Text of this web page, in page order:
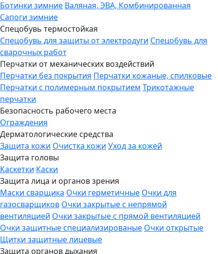
Ботинки зимние Валяная, ЭВА, Комбинированная
Сапоги зимние
Спецобувь термостойкая
Спецобувь для защиты от электродуги Спецобувь для
сварочных работ
Перчатки от механических воздействий
Перчатки без покрытия Перчатки кожаные, спилковые
Перчатки с полимерным покрытием Трикотажные
перчатки
Безопасность рабочего места
Ограждения
Дерматологические средства
Защита кожи Очистка кожи Уход за кожей
Защита головы
Каскетки Каски
Защита лица и органов зрения
Маски сварщика Очки герметичные Очки для
газосварщиков Очки закрытые с непрямой
вентиляцией Очки закрытые с прямой вентиляцией
Очки защитные специализированые Очки открытые
Щитки защитные лицевые
Защита органов дыхания